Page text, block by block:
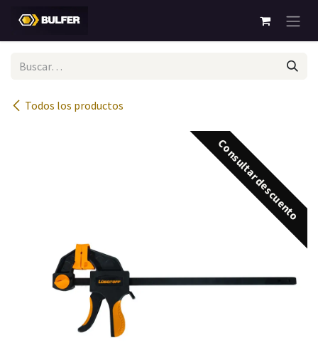
Todos los productos
Consultar descuento